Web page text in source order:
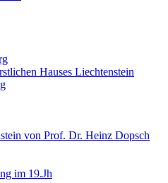
Hauses Liechtenstein
von Prof. Dr. Heinz Dopsch
im 19.Jh